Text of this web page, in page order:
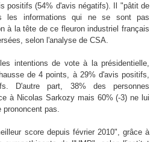
positifs (54% d'avis négatifs). Il "pâtit de
les informations qui ne se sont pas
à la tête de ce fleuron industriel français
selon l'analyse de CSA.
intentions de vote à la présidentielle,
de 4 points, à 29% d'avis positifs,
D'autre part, 38% des personnes
à Nicolas Sarkozy mais 60% (-3) ne lui
pas.
score depuis février 2010", grâce à